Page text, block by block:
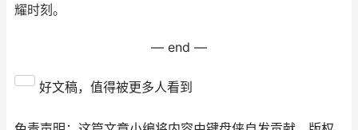
耀时刻。
— end —
好文稿，值得被更多人看到